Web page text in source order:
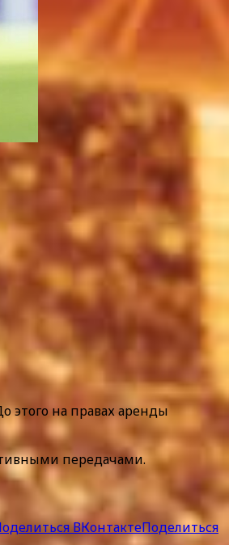
этого на правах аренды
передачами.
ВКонтактеПоделиться